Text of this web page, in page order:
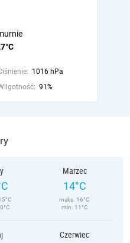
1016 hPa
91%
Marzec
14°C
maks. 16°C
min. 11°C
Czerwiec